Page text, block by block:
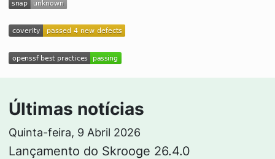
Últimas notícias
Quinta-feira, 9 Abril 2026
Lançamento do Skrooge 26.4.0